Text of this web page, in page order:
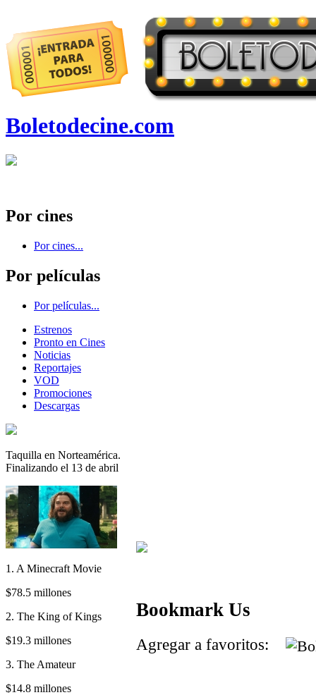
Boletodecine.com
Por cines
Por cines...
Por películas
Por películas...
Estrenos
Pronto en Cines
Noticias
Reportajes
VOD
Promociones
Descargas
Taquilla en Norteamérica.
Finalizando el 13 de abril
1. A Minecraft Movie
$78.5 millones
2. The King of Kings
$19.3 millones
3. The Amateur
$14.8 millones
Bookmark Us
Agregar a favoritos: